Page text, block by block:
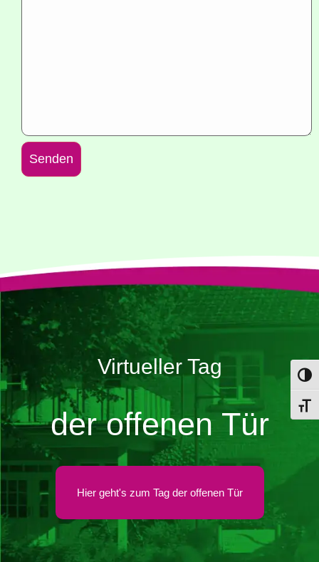
Virtueller Tag
der offenen Tür
Hier geht's zum Tag der offenen Tür